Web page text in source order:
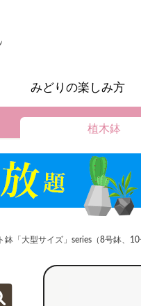
みどりの楽しみ方
植木鉢
鉢「大型サイズ」series（8号鉢、10